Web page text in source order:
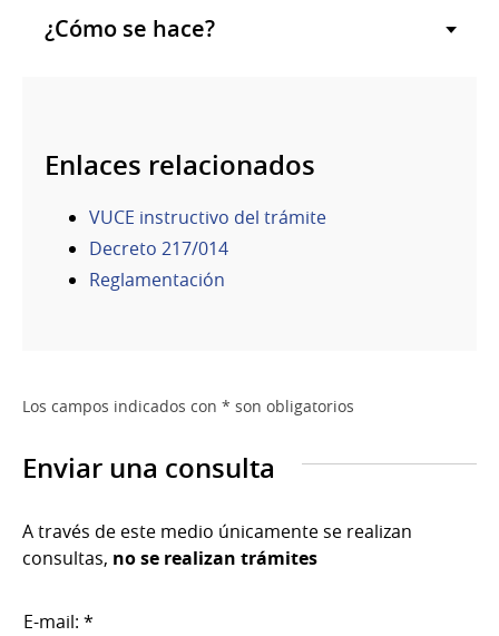
¿Cómo se hace?
Enlaces relacionados
VUCE instructivo del trámite
Decreto 217/014
Reglamentación
Los campos indicados con * son obligatorios
Enviar una consulta
A través de este medio únicamente se realizan
consultas, no se realizan trámites
E-mail: *